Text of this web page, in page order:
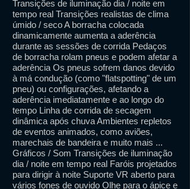
Transições de iluminação dia / noite em
tempo real Transições realistas de clima
úmido / seco A borracha colocada
dinamicamente aumenta a aderência
durante as sessões de corrida Pedaços
de borracha rolam pneus e podem afetar a
aderência Os pneus sofrem danos devido
à má condução (como "flatspotting" de um
pneu) ou configurações, afetando a
aderência imediatamente e ao longo do
tempo Linha de corrida de secagem
dinâmica após chuva Ambientes repletos
de eventos animados, como aviões,
marechais de bandeira e muito mais ...
Gráficos / Som Transições de iluminação
dia / noite em tempo real Faróis projetados
para dirigir à noite Suporte VR aberto para
vários fones de ouvido Olhe para o ápice e